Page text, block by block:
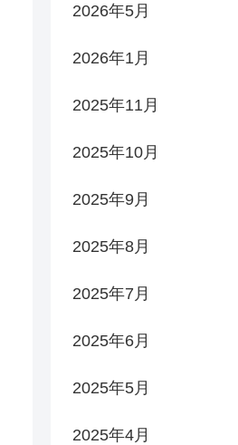
2026年5月
2026年1月
2025年11月
2025年10月
2025年9月
2025年8月
2025年7月
2025年6月
2025年5月
2025年4月